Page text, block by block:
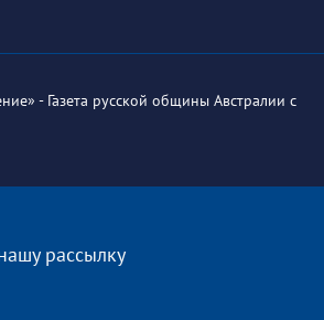
- Газета русской общины Австралии с
рассылку